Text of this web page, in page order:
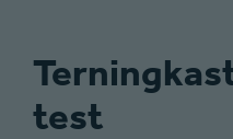
test